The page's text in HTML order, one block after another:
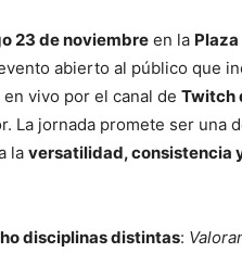
23 de noviembre en la
abierto al público que
vivo por el canal de Twitch
La jornada promete ser una
la versatilidad, consistencia
disciplinas distintas: